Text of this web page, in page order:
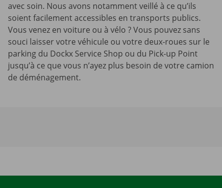
avec soin. Nous avons notamment veillé à ce qu’ils
soient facilement accessibles en transports publics.
Vous venez en voiture ou à vélo ? Vous pouvez sans
souci laisser votre véhicule ou votre deux-roues sur le
parking du Dockx Service Shop ou du Pick-up Point
jusqu’à ce que vous n’ayez plus besoin de votre camion
de déménagement.